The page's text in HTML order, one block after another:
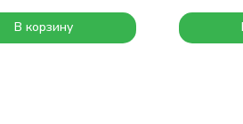
В корзину